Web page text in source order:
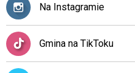
Na Instagramie
Gmina na TikToku